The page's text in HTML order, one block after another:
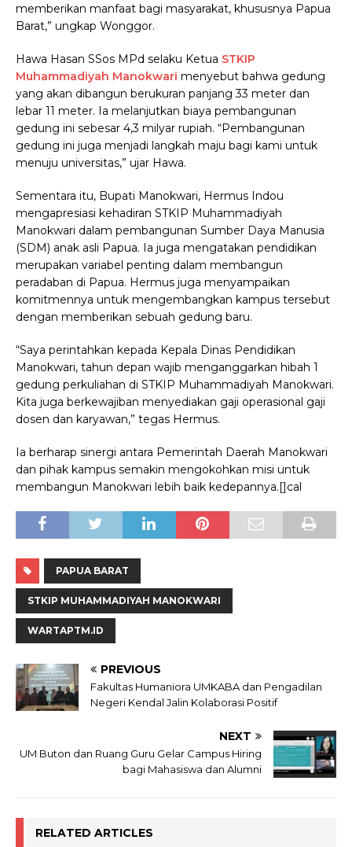
memberikan manfaat bagi masyarakat, khususnya Papua
Barat,” ungkap Wonggor.
Hawa Hasan SSos MPd selaku Ketua STKIP
Muhammadiyah Manokwari menyebut bahwa gedung
yang akan dibangun berukuran panjang 33 meter dan
lebar 11 meter. Ia melanjutkan biaya pembangunan
gedung ini sebesar 4,3 milyar rupiah. “Pembangunan
gedung ini juga menjadi langkah maju bagi kami untuk
menuju universitas,” ujar Hawa.
Sementara itu, Bupati Manokwari, Hermus Indou
mengapresiasi kehadiran STKIP Muhammadiyah
Manokwari dalam pembangunan Sumber Daya Manusia
(SDM) anak asli Papua. Ia juga mengatakan pendidikan
merupakan variabel penting dalam membangun
peradaban di Papua. Hermus juga menyampaikan
komitmennya untuk mengembangkan kampus tersebut
dengan memberikan sebuah gedung baru.
“Saya perintahkan kepada Kepala Dinas Pendidikan
Manokwari, tahun depan wajib menganggarkan hibah 1
gedung perkuliahan di STKIP Muhammadiyah Manokwari.
Kita juga berkewajiban menyediakan gaji operasional gaji
dosen dan karyawan,” tegas Hermus.
Ia berharap sinergi antara Pemerintah Daerah Manokwari
dan pihak kampus semakin mengokohkan misi untuk
membangun Manokwari lebih baik kedepannya.[]cal
PAPUA BARAT
STKIP MUHAMMADIYAH MANOKWARI
WARTAPTM.ID
PREVIOUS
Fakultas Humaniora UMKABA dan Pengadilan
Negeri Kendal Jalin Kolaborasi Positif
NEXT
UM Buton dan Ruang Guru Gelar Campus Hiring
bagi Mahasiswa dan Alumni
RELATED ARTICLES